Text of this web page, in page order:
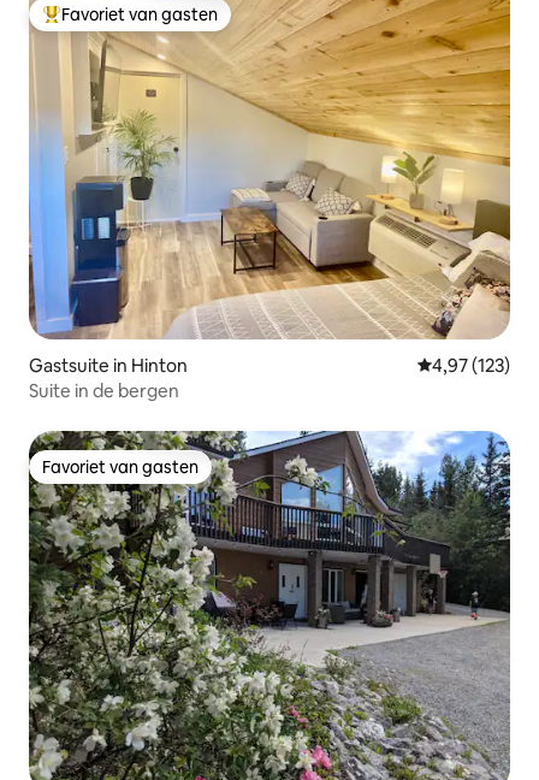
Topfavoriet van gasten
Favoriet van gasten
Gastsuite in Hinton Gemiddelde
4,97 (123)
Suite in de bergen
Favoriet van gasten
Favoriet van gasten